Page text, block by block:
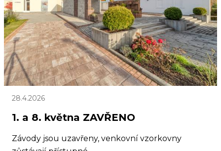
28.4.2026
1. a 8. května ZAVŘENO
Závody jsou uzavřeny, venkovní vzorkovny